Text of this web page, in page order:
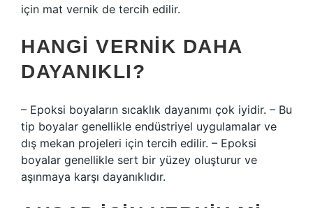
için mat vernik de tercih edilir.
HANGI VERNIK DAHA
DAYANIKLI?
– Epoksi boyaların sıcaklık dayanımı çok iyidir. – Bu
tip boyalar genellikle endüstriyel uygulamalar ve
dış mekan projeleri için tercih edilir. – Epoksi
boyalar genellikle sert bir yüzey oluşturur ve
aşınmaya karşı dayanıklıdır.